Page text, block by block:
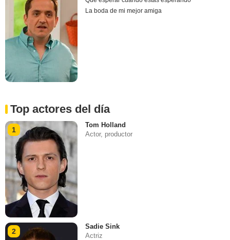
La boda de mi mejor amiga
Top actores del día
1
Tom Holland
Actor, productor
2
Sadie Sink
Actriz